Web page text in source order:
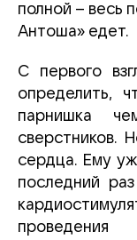
полной – весь
Антоша» едет.
С первого
определить,
парнишка
сверстников.
сердца. Ему
последний